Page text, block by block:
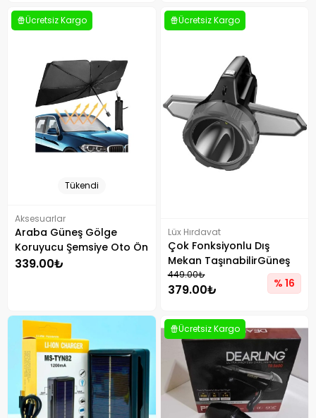
Ücretsiz Kargo
Tükendi
Aksesuarlar
Araba Güneş Gölge
Koruyucu Şemsiye Oto Ön
Cam Güneşlik
339.00₺
Ücretsiz Kargo
Lüx Hırdavat
Çok Fonksiyonlu Dış
Mekan TaşınabilirGüneş
Enerjili Lamba Jb-2358
Siyah
449.00₺
379.00₺ % 16
Ücretsiz Kargo